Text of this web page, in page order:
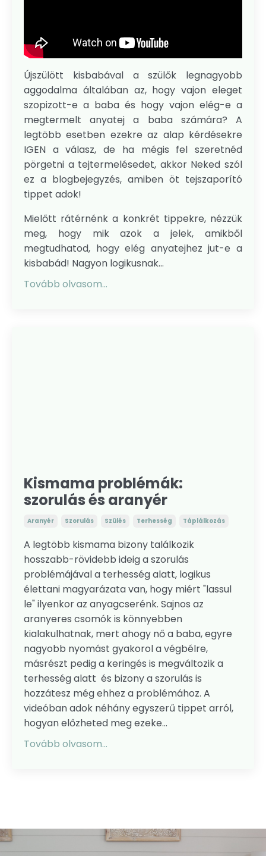
Újszülött kisbabával a szülők legnagyobb
aggodalma általában az, hogy vajon eleget
szopizott-e a baba és hogy vajon elég-e a
megtermelt anyatej a baba számára? A
legtöbb esetben ezekre az alap kérdésekre
IGEN a válasz, de ha mégis fel szeretnéd
pörgetni a tejtermelésedet, akkor Neked szól
ez a blogbejegyzés, amiben öt tejszaporító
tippet adok!
Mielőtt rátérnénk a konkrét tippekre, nézzük
meg, hogy mik azok a jelek, amikből
megtudhatod, hogy elég anyatejhez jut-e a
kisbabád! Nagyon logikusnak...
Tovább olvasom...
Kismama problémák:
szorulás és aranyér
Aranyér Szorulás Szülés Terhesség Táplálkozás
A legtöbb kismama bizony találkozik
hosszabb-rövidebb ideig a szorulás
problémájával a terhesség alatt, logikus
élettani magyarázata van, hogy miért "lassul
le" ilyenkor az anyagcserénk. Sajnos az
aranyeres csomók is könnyebben
kialakulhatnak, mert ahogy nő a baba, egyre
nagyobb nyomást gyakorol a végbélre,
másrészt pedig a keringés is megváltozik a
terhesség alatt és bizony a szorulás is
hozzátesz még ehhez a problémához. A
videóban adok néhány egyszerű tippet arról,
hogyan előzheted meg ezeke...
Tovább olvasom...